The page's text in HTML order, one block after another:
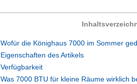
Wofür die Könighaus 7000 im Sommer
Eigenschaften des Artikels
Verfügbarkeit
Was 7000 BTU für kleine Räume wirklich